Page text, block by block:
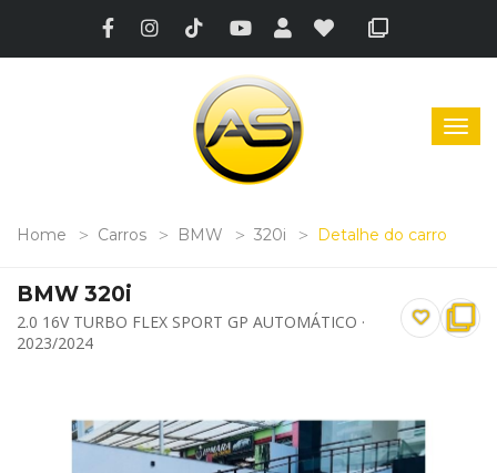
Home Carros BMW 320i Detalhe do carro
BMW 320i
2.0 16V TURBO FLEX SPORT GP AUTOMÁTICO ·
2023/2024